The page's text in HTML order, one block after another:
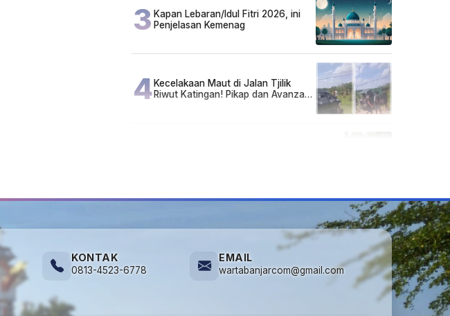
3 Kapan Lebaran/Idul Fitri 2026, ini
Penjelasan Kemenag
4Kecelakaan Maut di Jalan Tjilik
Riwut Katingan! Pikap dan Avanza
KONTAK
0813-4523-6778
EMAIL
wartabanjarcom@gmail.com